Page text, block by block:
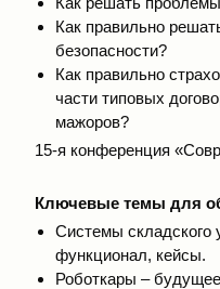
Как правильно
безопасности?
Как правильно
части типовых
мажоров?
15-я конференция
Ключевые темы для
Системы складского
функционал, кейсы.
Роботкары –